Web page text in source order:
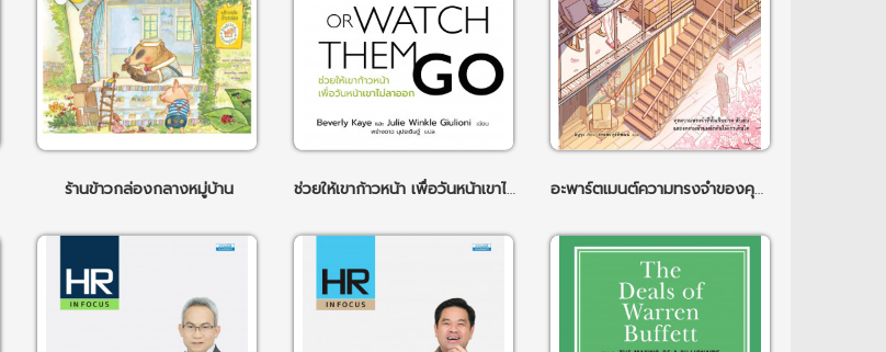
ร้านข้าวกล่องกลางหมู่บ้าน ช่วยให้เขาก้าวหน้า เพื่อวันหน้าเขาไม่ลาออก อะพาร์ตเมนต์ความทรงจำของคุณซากาชิตะ